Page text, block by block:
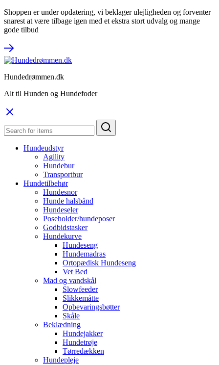
Shoppen er under opdatering, vi beklager ulejligheden og forventer
snarest at være tilbage igen med et ekstra stort udvalg og mange
gode tilbud
Hundedrømmen.dk
Alt til Hunden og Hundefoder
Hundeudstyr
Agility
Hundebur
Transportbur
Hundetilbehør
Hundesnor
Hunde halsbånd
Hundeseler
Poseholder/hundeposer
Godbidstasker
Hundekurve
Hundeseng
Hundemadras
Ortopædisk Hundeseng
Vet Bed
Mad og vandskål
Slowfeeder
Slikkemåtte
Opbevaringsbøtter
Skåle
Beklædning
Hundejakker
Hundetrøje
Tørredækken
Hundepleje